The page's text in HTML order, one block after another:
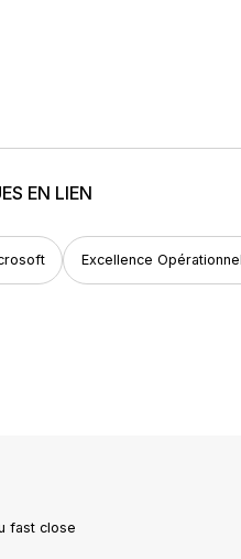
EN LIEN
Excellence
fast close